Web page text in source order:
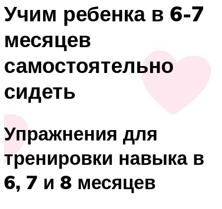
Учим ребенка в 6-7
месяцев
самостоятельно
сидеть
Упражнения для
тренировки навыка в
6, 7 и 8 месяцев